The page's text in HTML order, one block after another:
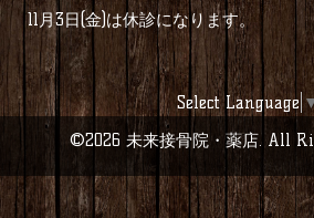
11月3日(金)は休診になります。
Select Language
©2026 未来接骨院・薬店. All